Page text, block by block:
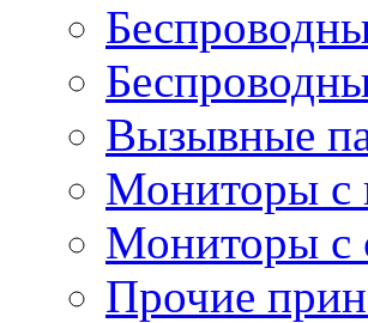
Вызывные
Мониторы с
Мониторы с
Прочие